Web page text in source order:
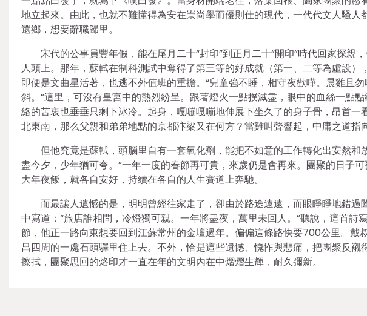
地立起來。由此，也就不難懂得為安在崇尚學而優則仕的現代，一代代文人騷人
還鄉，想要辭職歸里。
宋代的公事員豐年假，能在尾月二十“封印”到正月二十“開印”時代回家探親
人頭上。那年，蘇軾在制科測試中奪得了第三等的好成就（第一、二等為虛設
即便是文曲星活著，也逃不外值班的重擔。“兒童強不睡，相守夜歡嘩。晨雞且
斜。”這里，可沒有皇宮中的熱烈紛呈。跟著燈火一點撲滅盡，眼中的血絲一點
絡的苦衷也垂垂只剩下冰冷。起身，嘎嘣嘎嘣地伸展下坐久了的身子骨，昂首
北東南，那么父親和弟弟地點的京都汴梁又在何方？當雞叫聲響起，中庸之道指
但他究竟是蘇軾，頭腦里自有一套氧化劑，能把不如意的工作轉化出安然和
盡今夕，少年猶可夸。”一年一度的春節再可貴，來歲仍是會再來。團聚的日子
大年夜飯，就各自安好，持續在各自的人生賽道上奔馳。
而最讓人遺憾的是，明明曾經往家走了，卻由於路途遠遠，而眼睜睜地錯過
中寫道：“旅店誰相問，冷燈獨可親。一年將盡夜，萬里未回人。”聽說，這首
節，他正一路向東想要回到江蘇常州的金壇過年。偏偏這條路快要700公里。戴
昌四周的一處石頭驛里住上去。不外，恰是這些遺憾、愧怍與悲痛，把團聚反
擦拭，團聚思回的烙印才一直在年的文明內在中熠熠生輝，耐久彌新。